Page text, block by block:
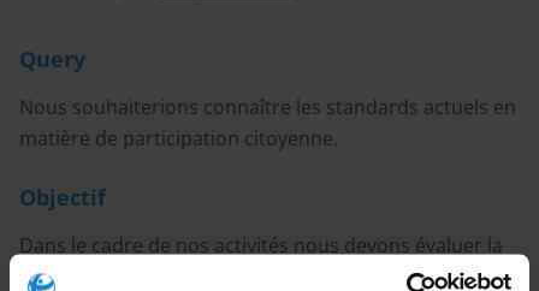
Query
Nous souhaiterions connaître les standards actuels en
matière de participation citoyenne.
Objectif
Dans le cadre de nos activités nous devons évaluer la
participation d’organisations locales aux phases